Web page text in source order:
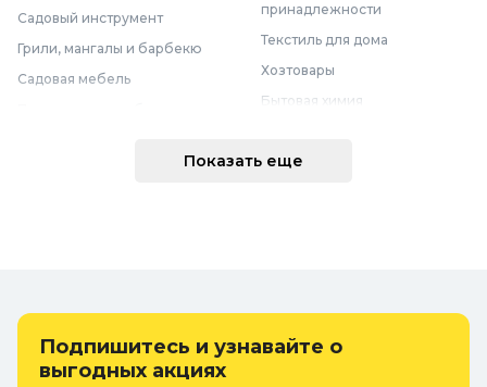
Садовый инструмент
Грили, мангалы и барбекю
Садовая мебель
туалеты
Удобрения, химикаты и средства
защиты
принадлежности
Текстиль для дома
Хозтовары
Бытовая химия
Мебель
Самогоноварение
Интерьерные коврики
Показать еще
Подпишитесь и узнавайте о
выгодных акциях